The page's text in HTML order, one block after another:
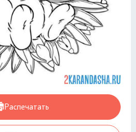
Распечатать